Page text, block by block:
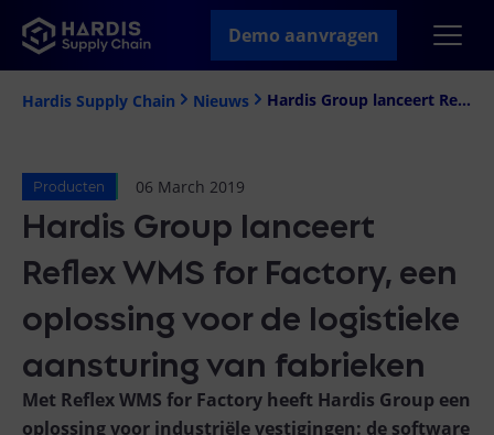
Demo aanvragen
Hardis Supply Chain Nieuws Hardis Group lanceert Reflex WMS for Factory, een oplossing voor de logistieke aansturing van fabrieken
Producten 06 March 2019
Hardis Group lanceert
Reflex WMS for Factory, een
oplossing voor de logistieke
aansturing van fabrieken
Met Reflex WMS for Factory heeft Hardis Group een
oplossing voor industriële vestigingen: de software